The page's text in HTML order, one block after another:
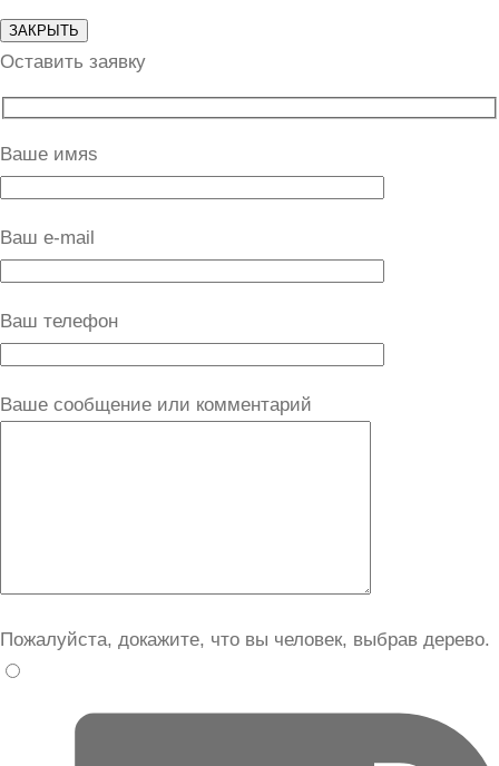
ЗАКРЫТЬ
Оставить заявку
Ваше имяs
Ваш e-mail
Ваш телефон
Ваше сообщение или комментарий
Пожалуйста, докажите, что вы человек, выбрав дерево.